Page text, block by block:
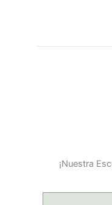
¡Nuestra